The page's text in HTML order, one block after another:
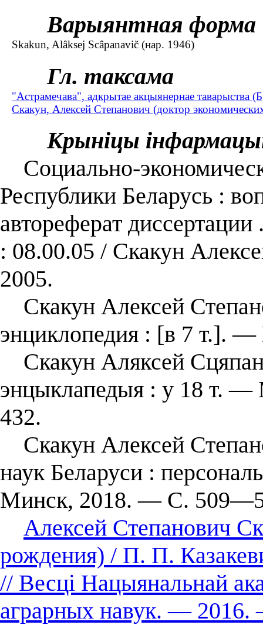
Варыянтная форма
Skakun, Alâksej Scâpanavіč (нар. 1946)
Гл. таксама
"Астрамечава", адкрытае акцыянернае таварыства
Скакун, Алексей Степанович (доктор
Крыніцы
Социально-
Республики Беларусь :
автореферат
: 08.00.05 / Скакун
2005.
Скакун Алексей
энциклопедия : [в 7 т.].
Скакун Аляксей
энцыклапедыя : у 18 т.
432.
Скакун Алексей
наук Беларуси :
Минск, 2018. — С.
Алексей Степанович
рождения) / П. П.
// Весці Нацыянальнай
аграрных навук. —